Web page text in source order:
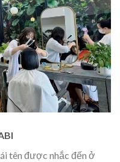
tên được nhắc đến ở